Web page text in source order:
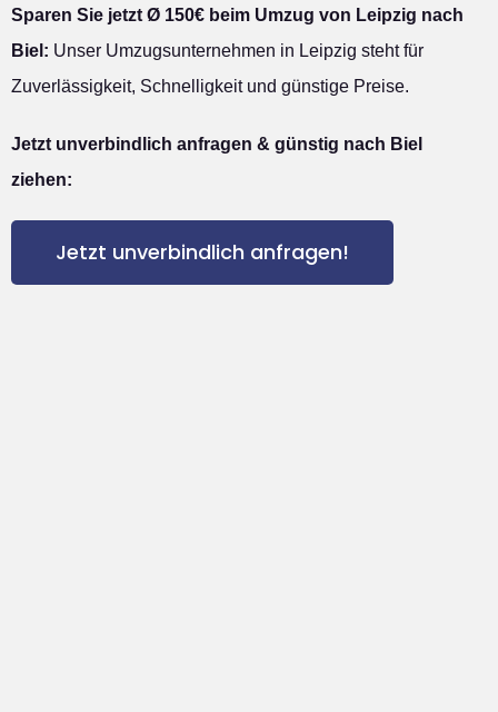
Sparen Sie jetzt Ø 150€ beim Umzug von Leipzig nach
Biel: Unser Umzugsunternehmen in Leipzig steht für
Zuverlässigkeit, Schnelligkeit und günstige Preise.
Jetzt unverbindlich anfragen & günstig nach Biel
ziehen:
Jetzt unverbindlich anfragen!